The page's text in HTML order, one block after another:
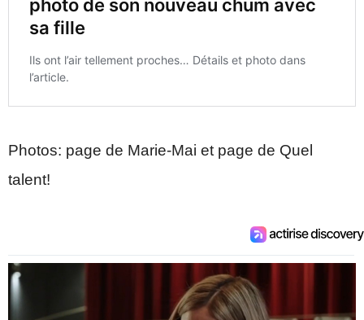
Photos: page de Marie-Mai et page de Quel
talent!